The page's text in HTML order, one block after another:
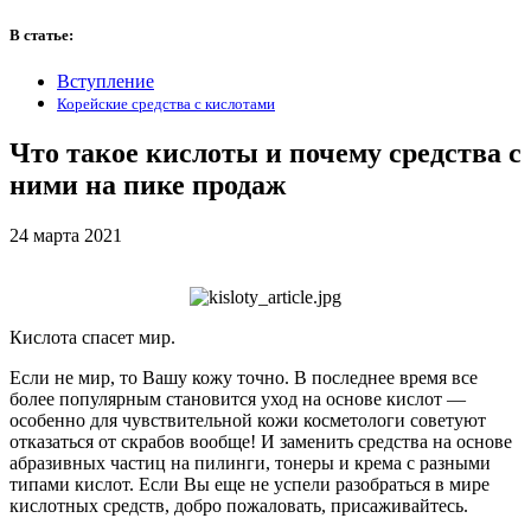
В статье:
Вступление
Корейские средства с кислотами
Что такое кислоты и почему средства с
ними на пике продаж
24 марта 2021
Кислота спасет мир.
Если не мир, то Вашу кожу точно. В последнее время все
более популярным становится уход на основе кислот —
особенно для чувствительной кожи косметологи советуют
отказаться от скрабов вообще! И заменить средства на основе
абразивных частиц на пилинги, тонеры и крема с разными
типами кислот. Если Вы еще не успели разобраться в мире
кислотных средств, добро пожаловать, присаживайтесь.